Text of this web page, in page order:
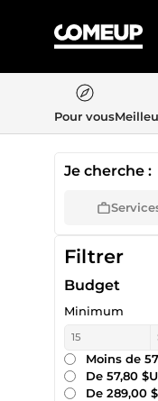
Pour vous
Je cherche :
Filtrer
Budget
Minimum
Moins de
De 57,80
De 289,00